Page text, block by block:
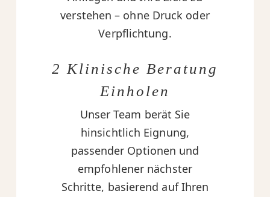
verstehen – ohne Druck oder
Verpflichtung.
2 Klinische Beratung
Einholen
Unser Team berät Sie
hinsichtlich Eignung,
passender Optionen und
empfohlener nächster
Schritte, basierend auf Ihren